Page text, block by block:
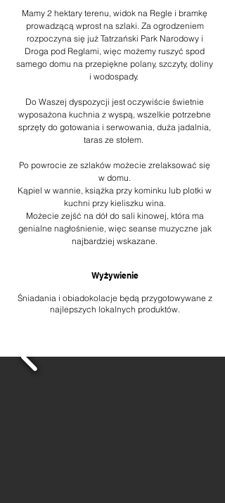
Mamy 2 hektary terenu, widok na Regle i bramkę
prowadzącą wprost na szlaki. Za ogrodzeniem
rozpoczyna się już Tatrzański Park Narodowy i
Droga pod Reglami, więc możemy ruszyć spod
samego domu na przepiękne polany, szczyty, doliny
i wodospady.
Do Waszej dyspozycji jest oczywiście świetnie
wyposażona kuchnia z wyspą, wszelkie potrzebne
sprzęty do gotowania i serwowania, duża jadalnia,
taras ze stołem.
Po powrocie ze szlaków możecie zrelaksować się
w domu.
Kąpiel w wannie, książka przy kominku lub plotki w
kuchni przy kieliszku wina.
Możecie zejść na dół do sali kinowej, która ma
genialne nagłośnienie, więc seanse muzyczne jak
najbardziej wskazane.
Wyżywienie
Śniadania i obiadokolacje będą przygotowywane z
najlepszych lokalnych produktów.